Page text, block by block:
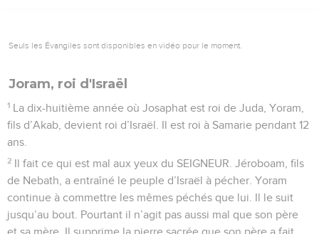
Seuls les Évangiles sont disponibles en vidéo pour le moment.
Joram, roi d'Israël
1 La dix-huitième année où Josaphat est roi de Juda, Yoram,
fils d’Akab, devient roi d’Israël. Il est roi à Samarie pendant 12
ans.
2 Il fait ce qui est mal aux yeux du SEIGNEUR. Jéroboam, fils
de Nebath, a entraîné le peuple d’Israël à pécher. Yoram
continue à commettre les mêmes péchés que lui. Il le suit
jusqu’au bout. Pourtant il n’agit pas aussi mal que son père
et sa mère. Il supprime la pierre sacrée que son père a fait